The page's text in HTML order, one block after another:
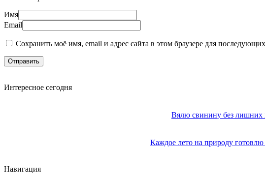
Имя
Email
Сохранить моё имя, email и адрес сайта в этом браузере для
Интересное сегодня
Вялю свинину без лишних
Каждое лето на природу
Навигация